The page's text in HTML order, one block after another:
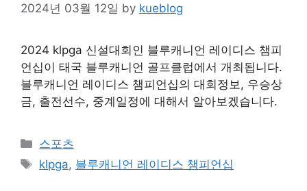
2024년 03월 12일 by kueblog
2024 klpga 신설대회인 블루캐니언 레이디스 챔피
언십이 태국 블루캐니언 골프클럽에서 개최됩니다.
블루캐니언 레이디스 챔피언십의 대회정보, 우승상
금, 출전선수, 중계일정에 대해서 알아보겠습니다.
Categories
스포츠
Tags
klpga, 블루캐니언 레이디스 챔피언십